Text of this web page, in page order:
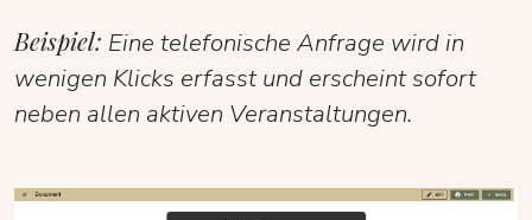
Beispiel: Eine telefonische Anfrage wird in
wenigen Klicks erfasst und erscheint sofort
neben allen aktiven Veranstaltungen.